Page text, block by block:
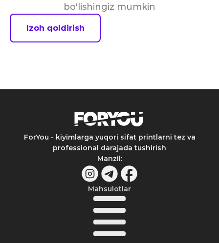
bo'lishingiz mumkin
Izoh qoldirish
ForYou - kiyimlarga yuqori sifat printlarni tez va
professional darajada tushirish
Manzil:
Mahsulotlar